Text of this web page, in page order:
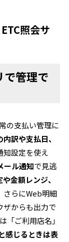
照会サ
で管理で
の支払い管理に
訳や支払日、
知設定を使え
ール通知で見逃
金額レンジ、
さらにWeb明細
ザからも出力で
「ご利用店名」
感じるときは表